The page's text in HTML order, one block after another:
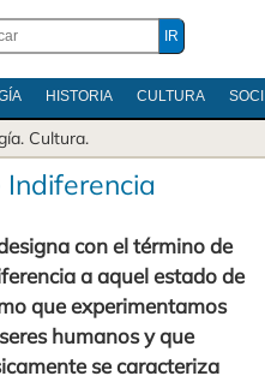
HISTORIA CULTURA
. Cultura.
Indiferencia
con el término de
a aquel estado de
que experimentamos
humanos y que
se caracteriza